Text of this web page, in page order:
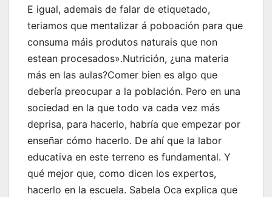
E igual, ademais de falar de etiquetado,
teriamos que mentalizar á poboación para que
consuma máis produtos naturais que non
estean procesados».Nutrición, ¿una materia
más en las aulas?Comer bien es algo que
debería preocupar a la población. Pero en una
sociedad en la que todo va cada vez más
deprisa, para hacerlo, habría que empezar por
enseñar cómo hacerlo. De ahí que la labor
educativa en este terreno es fundamental. Y
qué mejor que, como dicen los expertos,
hacerlo en la escuela. Sabela Oca explica que